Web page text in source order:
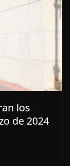
los
de 2024